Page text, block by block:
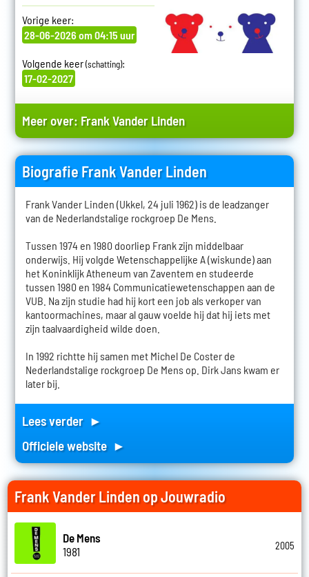
Vorige keer:
28-06-2026 om 04:15 uur
Volgende keer(schatting):
17-02-2027
Meer over: Frank Vander Linden
Biografie Frank Vander Linden
Frank Vander Linden (Ukkel, 24 juli 1962) is de leadzanger
van de Nederlandstalige rockgroep De Mens.
Tussen 1974 en 1980 doorliep Frank zijn middelbaar
onderwijs. Hij volgde Wetenschappelijke A (wiskunde) aan
het Koninklijk Atheneum van Zaventem en studeerde
tussen 1980 en 1984 Communicatiewetenschappen aan de
VUB. Na zijn studie had hij kort een job als verkoper van
kantoormachines, maar al gauw voelde hij dat hij iets met
zijn taalvaardigheid wilde doen.
In 1992 richtte hij samen met Michel De Coster de
Nederlandstalige rockgroep De Mens op. Dirk Jans kwam er
later bij.
Lees verder ►
Officiele website ►
Frank Vander Linden op Jouwradio
De Mens
1981
2005